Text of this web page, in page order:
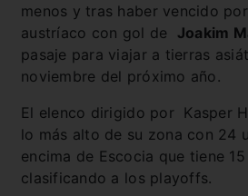
menos y tras haber vencido
austríaco con gol de Joakim
pasaje para viajar a tierras
noviembre del próximo año.
El elenco dirigido por Kasper
lo más alto de su zona con 24
encima de Escocia que tiene
clasificando a los playoffs.